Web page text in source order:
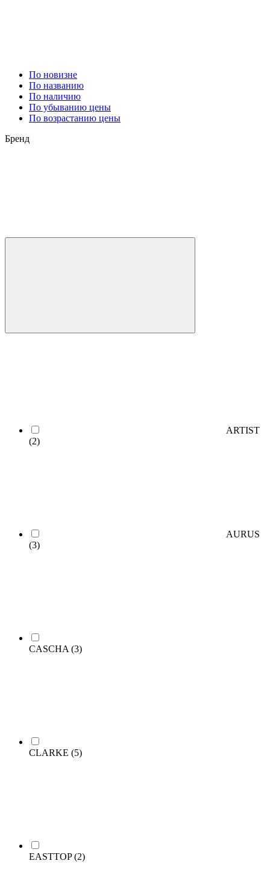
По новизне
По названию
По наличию
По убыванию цены
По возрастанию цены
Бренд
ARTIST
(2)
AURUS
(3)
CASCHA (3)
CLARKE (5)
EASTTOP(2)